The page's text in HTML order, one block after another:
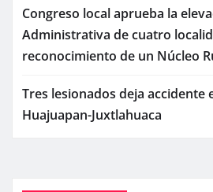
Congreso local aprueba la
Administrativa de cuatro
reconocimiento de un Núcleo
Tres lesionados deja accidente
Huajuapan-Juxtlahuaca